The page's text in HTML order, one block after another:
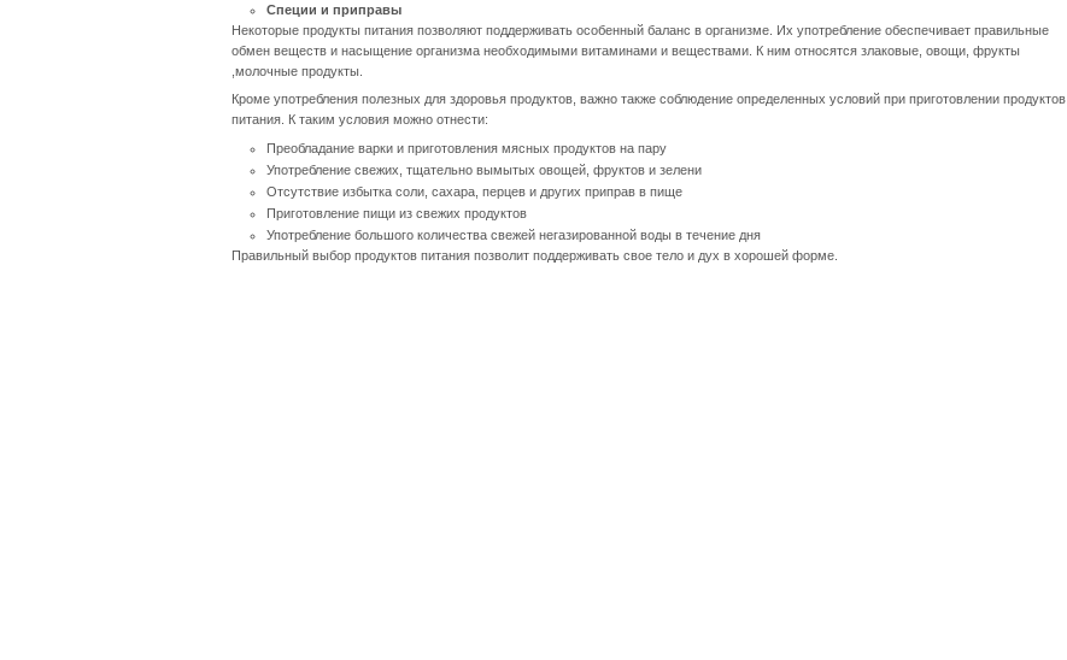
Специи и приправы
Некоторые продукты питания позволяют поддерживать особенный баланс в организме. Их употребление обеспечивает правильные
обмен веществ и насыщение организма необходимыми витаминами и веществами. К ним относятся злаковые, овощи, фрукты
,молочные продукты.
Кроме употребления полезных для здоровья продуктов, важно также соблюдение определенных условий при приготовлении продуктов
питания. К таким условия можно отнести:
Преобладание варки и приготовления мясных продуктов на пару
Употребление свежих, тщательно вымытых овощей, фруктов и зелени
Отсутствие избытка соли, сахара, перцев и других приправ в пище
Приготовление пищи из свежих продуктов
Употребление большого количества свежей негазированной воды в течение дня
Правильный выбор продуктов питания позволит поддерживать свое тело и дух в хорошей форме.